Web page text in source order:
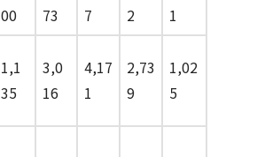
00 73 7 2
1
1,1
35
3,0
16
4,17
1
2,73
9
1,02
5